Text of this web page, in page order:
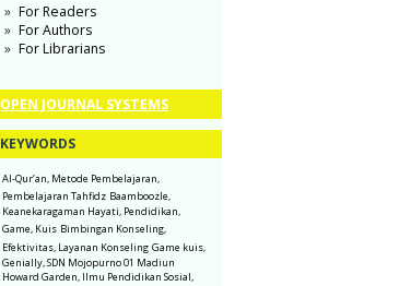
For Readers
For Authors
For Librarians
OPEN JOURNAL SYSTEMS
KEYWORDS
Al-Qur’an, Metode Pembelajaran,
Pembelajaran Tahfidz Baamboozle,
Keanekaragaman Hayati, Pendidikan,
Game, Kuis Bimbingan Konseling,
Efektivitas, Layanan Konseling Game kuis,
Genially, SDN Mojopurno 01 Madiun
Howard Garden, Ilmu Pendidikan Sosial,